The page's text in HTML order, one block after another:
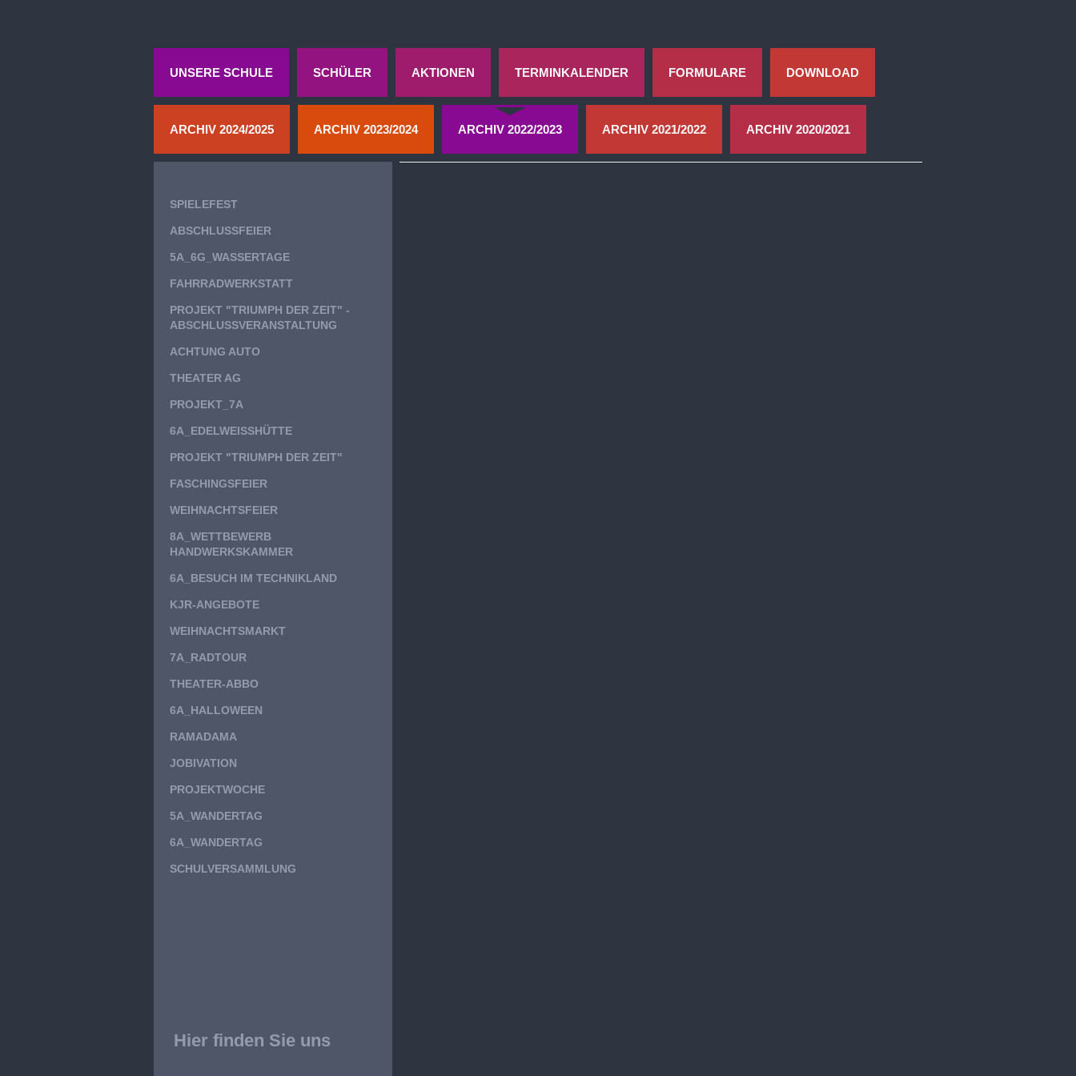
UNSERE SCHULE SCHÜLER AKTIONEN TERMINKALENDER FORMULARE DOWNLOAD
ARCHIV 2024/2025 ARCHIV 2023/2024 ARCHIV 2022/2023 ARCHIV 2021/2022 ARCHIV 2020/2021
SPIELEFEST
ABSCHLUSSFEIER
5A_6G_WASSERTAGE
FAHRRADWERKSTATT
PROJEKT "TRIUMPH DER ZEIT" -
ABSCHLUSSVERANSTALTUNG
ACHTUNG AUTO
THEATER AG
PROJEKT_7A
6A_EDELWEISSHÜTTE
PROJEKT "TRIUMPH DER ZEIT"
FASCHINGSFEIER
WEIHNACHTSFEIER
8A_WETTBEWERB
HANDWERKSKAMMER
6A_BESUCH IM TECHNIKLAND
KJR-ANGEBOTE
WEIHNACHTSMARKT
7A_RADTOUR
THEATER-ABBO
6A_HALLOWEEN
RAMADAMA
JOBIVATION
PROJEKTWOCHE
5A_WANDERTAG
6A_WANDERTAG
SCHULVERSAMMLUNG
Hier finden Sie uns